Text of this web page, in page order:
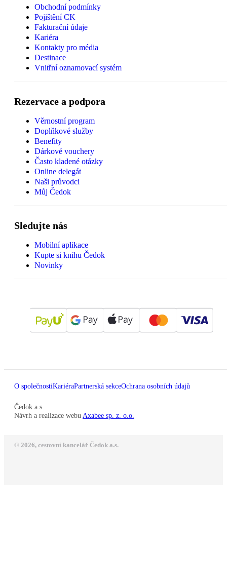
Obchodní podmínky
Pojištění CK
Fakturační údaje
Kariéra
Kontakty pro média
Destinace
Vnitřní oznamovací systém
Rezervace a podpora
Věrnostní program
Doplňkové služby
Benefity
Dárkové vouchery
Často kladené otázky
Online delegát
Naši průvodci
Můj Čedok
Sledujte nás
Mobilní aplikace
Kupte si knihu Čedok
Novinky
O společnostiKariéraPartnerská sekceOchrana osobních údajů
Čedok a.s
Návrh a realizace webu Axabee sp. z. o.o.
© 2026, cestovní kancelář Čedok a.s.